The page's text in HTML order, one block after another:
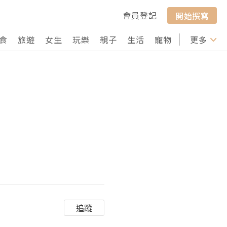
會員登記
開始撰寫
旅遊 女生 玩樂 親子 生活 寵物 行山 打卡
更多
追蹤